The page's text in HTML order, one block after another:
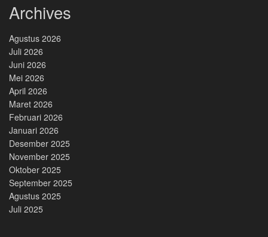
Archives
Agustus 2026
Juli 2026
Juni 2026
Mei 2026
April 2026
Maret 2026
Februari 2026
Januari 2026
Desember 2025
November 2025
Oktober 2025
September 2025
Agustus 2025
Juli 2025